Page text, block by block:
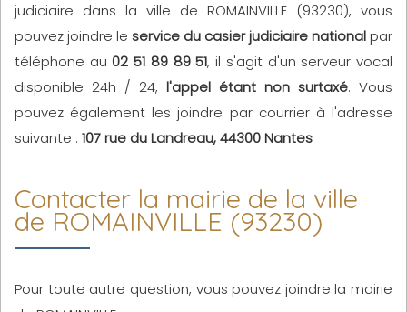
judiciaire dans la ville de ROMAINVILLE (93230), vous
pouvez joindre le service du casier judiciaire nationalpar
téléphone au 02 51 89 89 51, il s'agit d'un serveur vocal
disponible 24h / 24, l'appel étant non surtaxé. Vous
pouvez également les joindre par courrier à l'adresse
suivante : 107 rue du Landreau, 44300 Nantes
Contacter la mairie de la ville
de ROMAINVILLE (93230)
Pour toute autre question, vous pouvez joindre la mairie